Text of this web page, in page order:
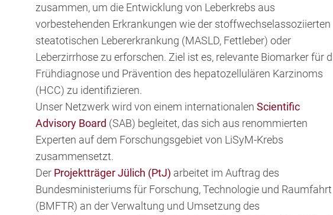
zusammen, um die Entwicklung von Leberkrebs aus
vorbestehenden Erkrankungen wie der stoffwechselassoziierten
steatotischen Lebererkrankung (MASLD, Fettleber) oder
Leberzirrhose zu erforschen. Ziel ist es, relevante Biomarker für
Frühdiagnose und Prävention des hepatozellulären Karzinoms
(HCC) zu identifizieren.
Unser Netzwerk wird von einem internationalenScientific
Advisory Board (SAB) begleitet, das sich aus renommierten
Experten auf dem Forschungsgebiet von LiSyM-Krebs
zusammensetzt.
Der Projektträger Jülich (PtJ) arbeitet im Auftrag des
Bundesministeriums für Forschung, Technologie und Raumfahrt
(BMFTR) an der Verwaltung und Umsetzung des